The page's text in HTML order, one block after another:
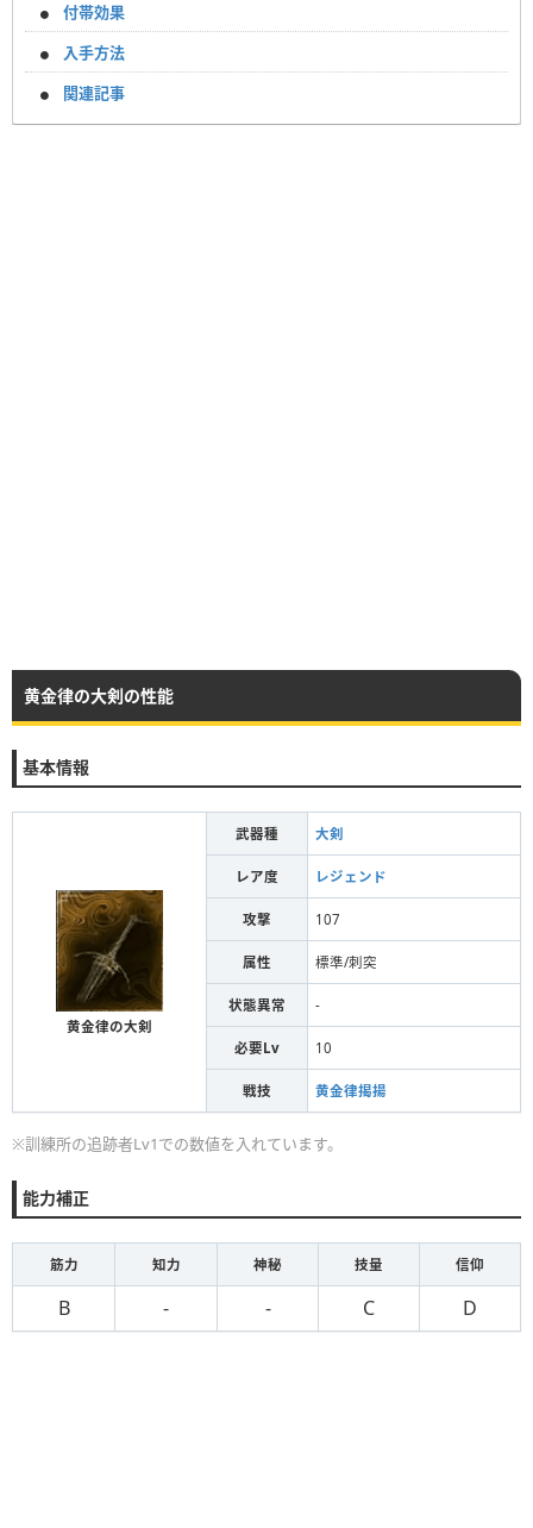
付帯効果
入手方法
関連記事
黄金律の大剣の性能
基本情報
黄金律の大剣
武器種 大剣
レア度 レジェンド
攻撃 107
属性 標準/刺突
状態異常 -
必要Lv 10
戦技 黄金律揭揚
※訓練所の追跡者Lv1での数値を入れています。
能力補正
筋力 知力 神秘 技量 信仰
B - - C D